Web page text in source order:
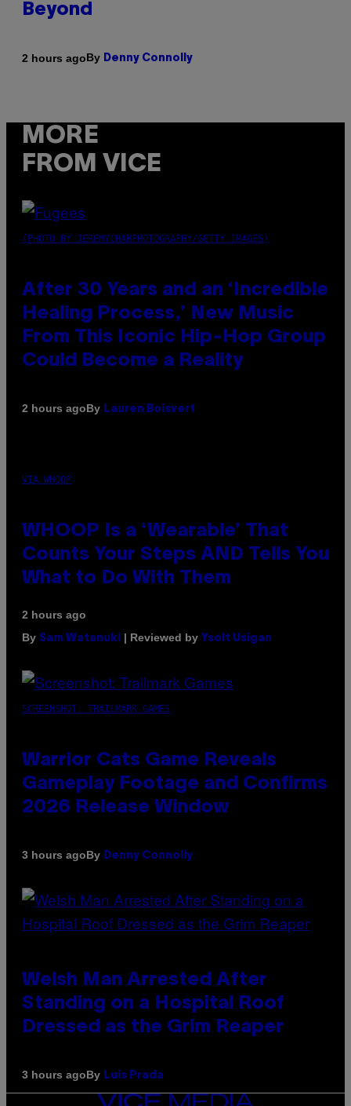
Beyond
2 hours agoBy Denny Connolly
MORE
FROM VICE
(PHOTO BY JEREMYCHANPHOTOGRAPHY/GETTY IMAGES)
After 30 Years and an ‘Incredible
Healing Process,’ New Music
From This Iconic Hip-Hop Group
Could Become a Reality
2 hours agoBy Lauren Boisvert
VIA WHOOP
WHOOP Is a ‘Wearable’ That
Counts Your Steps AND Tells You
What to Do With Them
2 hours ago
By Sam Watanuki | Reviewed by Ysolt Usigan
SCREENSHOT: TRAILMARK GAMES
Warrior Cats Game Reveals
Gameplay Footage and Confirms
2026 Release Window
3 hours agoBy Denny Connolly
Welsh Man Arrested After
Standing on a Hospital Roof
Dressed as the Grim Reaper
3 hours agoBy Luis Prada
VICE